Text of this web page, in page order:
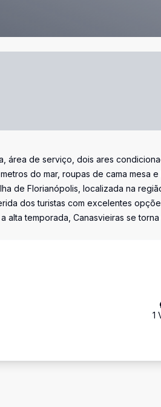
área de serviço, dois ares
do mar, roupas de cama mesa e
de Florianópolis, localizada na
dos turistas com excelentes
alta temporada, Canasvieiras se torna
1